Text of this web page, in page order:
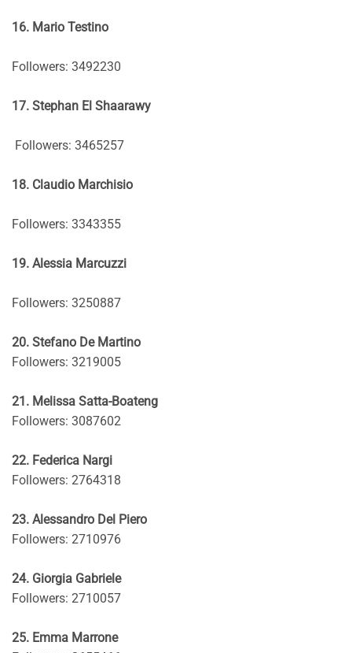
16. Mario Testino
Followers: 3492230
17. Stephan El Shaarawy
Followers: 3465257
18. Claudio Marchisio
Followers: 3343355
19. Alessia Marcuzzi
Followers: 3250887
20. Stefano De Martino
Followers: 3219005
21. Melissa Satta-Boateng
Followers: 3087602
22. Federica Nargi
Followers: 2764318
23. Alessandro Del Piero
Followers: 2710976
24. Giorgia Gabriele
Followers: 2710057
25. Emma Marrone